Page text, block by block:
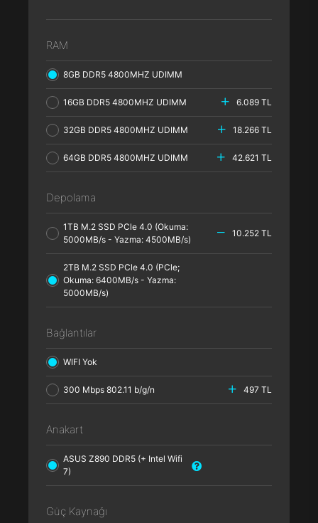
RAM
8GB DDR5 4800MHZ UDIMM
16GB DDR5 4800MHZ UDIMM 6.089 TL
32GB DDR5 4800MHZ UDIMM 18.266 TL
64GB DDR5 4800MHZ UDIMM 42.621 TL
Depolama
1TB M.2 SSD PCle 4.0 (Okuma:
5000MB/s - Yazma: 4500MB/s)
10.252 TL
2TB M.2 SSD PCle 4.0 (PCle;
Okuma: 6400MB/s - Yazma:
5000MB/s)
Bağlantılar
WIFI Yok
300 Mbps 802.11 b/g/n 497 TL
Anakart
ASUS Z890 DDR5 (+ Intel Wifi
7)
Güç Kaynağı